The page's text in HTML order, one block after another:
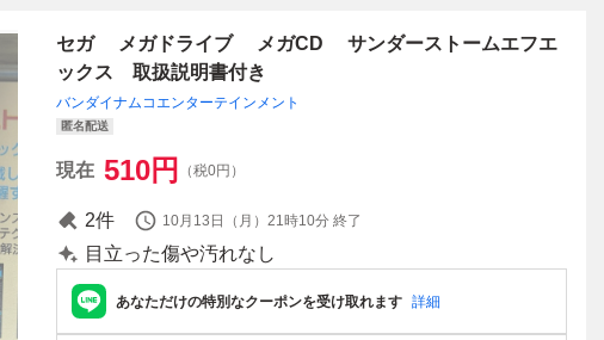
セガ メガドライブ メガCD サンダーストームエフエ
ックス 取扱説明書付き
バンダイナムコエンターテインメント
匿名配送
現在 510円 （税0円）
2件 10月13日（月）21時10分 終了
目立った傷や汚れなし
あなただけの特別なクーポンを受け取れます 詳細